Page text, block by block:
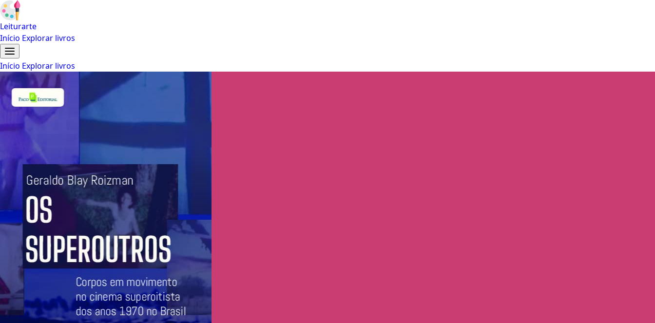
Leiturarte
Início Explorar livros
Início Explorar livros